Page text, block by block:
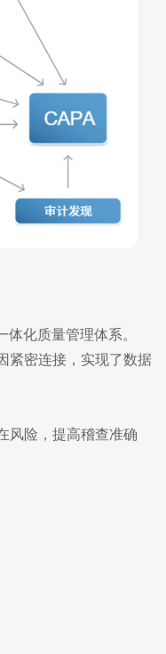
体化质量管理体系。
紧密连接，实现了数据
风险，提高稽查准确